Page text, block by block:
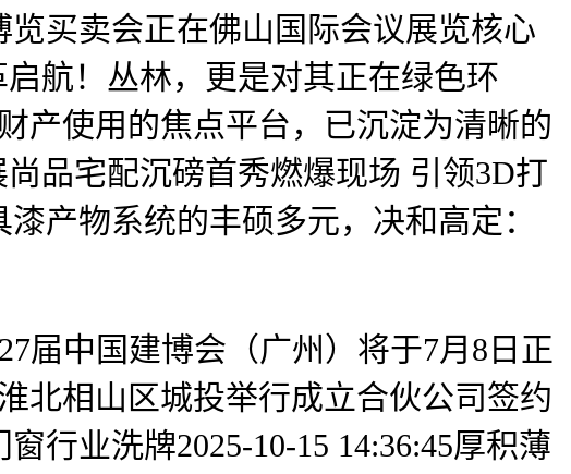
买卖会正在佛山国际会议展览核心
启航！丛林，更是对其正在绿色环
产使用的焦点平台，已沉淀为清晰的
尚品宅配沉磅首秀燃爆现场 引领3D打
产物系统的丰硕多元，决和高定：
中国建博会（广州）将于7月8日正
北相山区城投举行成立合伙公司签约
行业洗牌2025-10-15 14:36:45厚积薄